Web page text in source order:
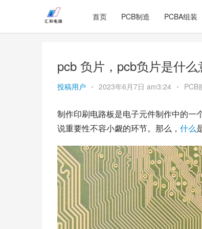
首页 PCB制造 PCBA组装
pcb 负片，pcb负片是什么
投稿用户 • 2023年6月7日 am3:24 • PCB
制作印刷电路板是电子元件制作中的一
说重要性不容小觑的环节。那么， 什么